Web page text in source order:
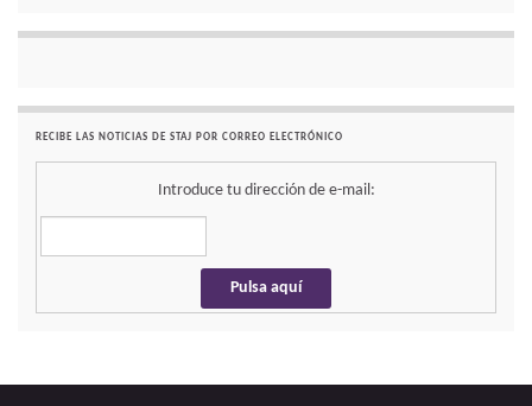
RECIBE LAS NOTICIAS DE STAJ POR CORREO ELECTRÓNICO
Introduce tu dirección de e-mail: